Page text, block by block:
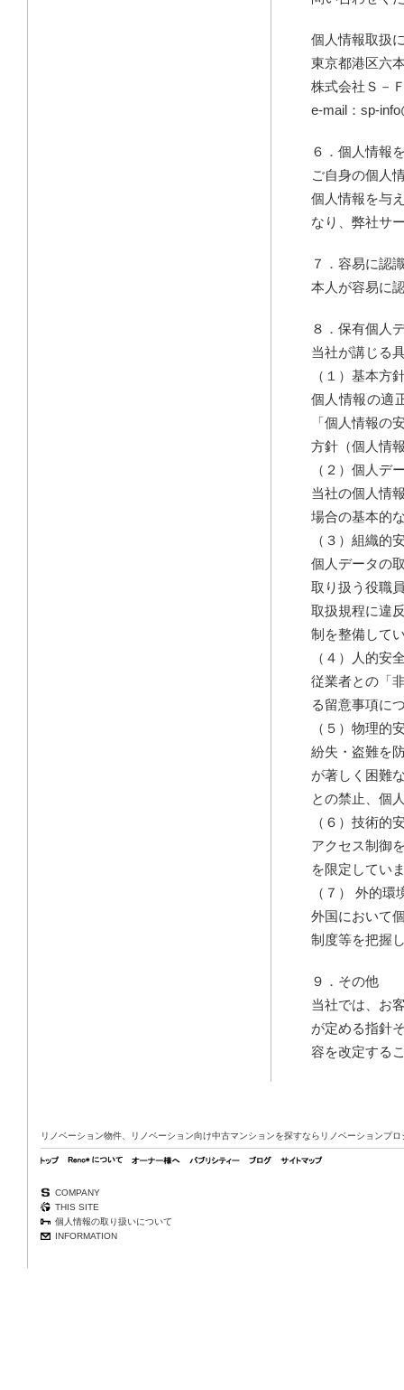
個人情報取扱
東京都港区六
株式会社Ｓ－
e-mail：sp-
６．個人情報
ご自身の個人
個人情報を与
なり、弊社サ
７．容易に認
本人が容易に
８．保有個人
当社が講じる
（１）基本方
個人情報の適
「個人情報の
方針（個人情
（２）個人デ
当社の個人情
場合の基本的
（３）組織的
個人データの
取り扱う役職
取扱規程に違
制を整備して
（４）人的安
従業者との「
る留意事項に
（５）物理的
紛失・盗難を
が著しく困難
との禁止、個
（６）技術的
アクセス制御
を限定してい
（７） 外的環
外国において
制度等を把握
９．その他
当社では、お
が定める指針
容を改定する
リノベーション物件、リノベーション向け中古マンションを探すならリノベーションプ
COMPANY
THIS SITE
個人情報の取り扱いについて
INFORMATION